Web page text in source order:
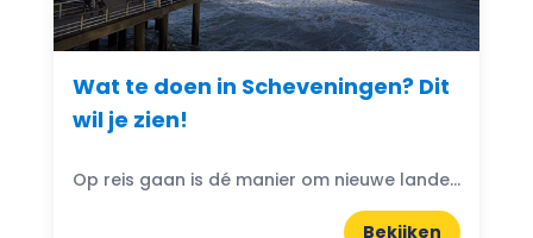
Wat te doen in Scheveningen? Dit
wil je zien!
Op reis gaan is dé manier om nieuwe landen, steden, landschappen en culturen te ontdekken. Wie een reis plant, moet echter wel de nodige voorbereidingen treffen.
Bekijken